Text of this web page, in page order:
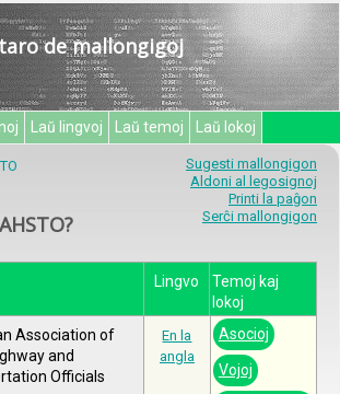
de mallongigoj
Laŭ lingvoj Laŭ temoj Laŭ lokoj
Sugesti mallongigon
Aldoni al legosignoj
Printi la paĝon
Serĉi mallongigon
Lingvo
Temoj kaj
lokoj
Association of
and
Officials
En la
angla
Asocioj
Vojoj